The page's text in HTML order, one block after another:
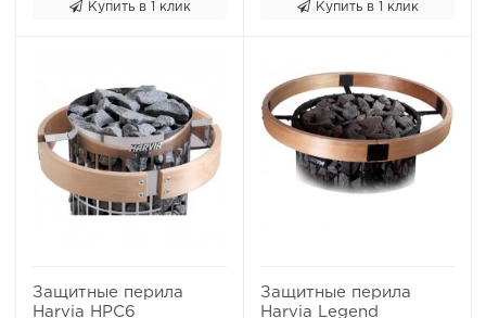
Купить в 1 клик Купить в 1 клик
Защитные перила
Harvia HPC6
Защитные перила
Harvia Legend